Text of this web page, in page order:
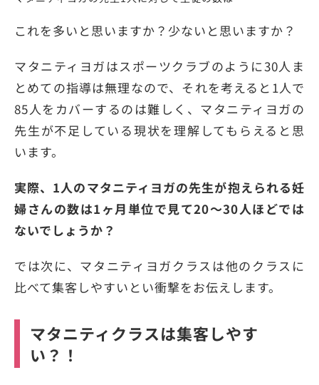
これを多いと思いますか？少ないと思いますか？
マタニティヨガはスポーツクラブのように30人ま
とめての指導は無理なので、それを考えると1人で
85人をカバーするのは難しく、マタニティヨガの
先生が不足している現状を理解してもらえると思
います。
実際、1人のマタニティヨガの先生が抱えられる妊
婦さんの数は1ヶ月単位で見て20〜30人ほどでは
ないでしょうか？
では次に、マタニティヨガクラスは他のクラスに
比べて集客しやすいとい衝撃をお伝えします。
マタニティクラスは集客しやす
い？！